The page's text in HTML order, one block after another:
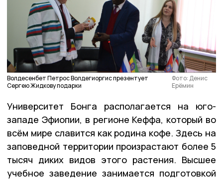
Волдесенбет Петрос Волдегиоргис презентует
Сергею Жидкову подарки
Фото: Денис
Ерёмин
Университет Бонга располагается на юго-
западе Эфиопии, в регионе Кеффа, который во
всём мире славится как родина кофе. Здесь на
заповедной территории произрастают более 5
тысяч диких видов этого растения. Высшее
учебное заведение занимается подготовкой